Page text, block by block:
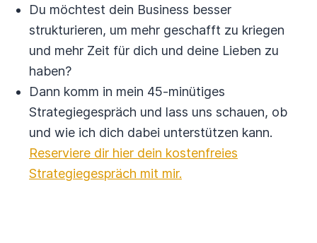
Du möchtest dein Business besser
strukturieren, um mehr geschafft zu kriegen
und mehr Zeit für dich und deine Lieben zu
haben?
Dann komm in mein 45-minütiges
Strategiegespräch und lass uns schauen, ob
und wie ich dich dabei unterstützen kann.
Reserviere dir hier dein kostenfreies
Strategiegespräch mit mir.